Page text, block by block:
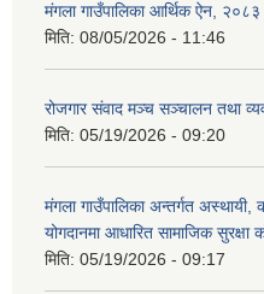
मंगला गाउँपालिका आर्थिक ऐन, २०८३
मिति: 08/05/2026 - 11:46
रोजगार संवाद मञ्च सञ्चालन तथा
मिति: 05/19/2026 - 09:20
मंगला गाउँपालिका अन्तर्गत अस्थायी,
योगदानमा आधारित सामाजिक सुरक्षा
मिति: 05/19/2026 - 09:17